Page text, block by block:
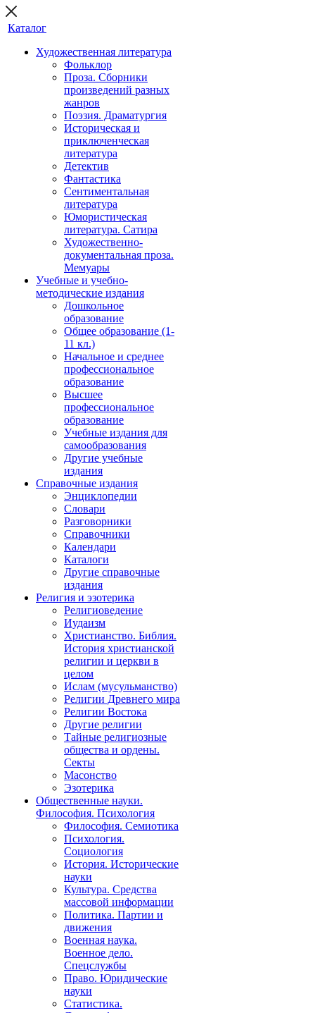
Каталог
Художественная литература
Фольклор
Проза. Сборники
произведений разных
жанров
Поэзия. Драматургия
Историческая и
приключенческая
литература
Детектив
Фантастика
Сентиментальная
литература
Юмористическая
литература. Сатира
Художественно-
документальная проза.
Мемуары
Учебные и учебно-
методические издания
Дошкольное
образование
Общее образование (1-
11 кл.)
Начальное и среднее
профессиональное
образование
Высшее
профессиональное
образование
Учебные издания для
самообразования
Другие учебные
издания
Справочные издания
Энциклопедии
Словари
Разговорники
Справочники
Календари
Каталоги
Другие справочные
издания
Религия и эзотерика
Религиоведение
Иудаизм
Христианство. Библия.
История христианской
религии и церкви в
целом
Ислам (мусульманство)
Религии Древнего мира
Религии Востока
Другие религии
Тайные религиозные
общества и ордены.
Секты
Масонство
Эзотерика
Общественные науки.
Философия. Психология
Философия. Семиотика
Психология.
Социология
История. Исторические
науки
Культура. Средства
массовой информации
Политика. Партии и
движения
Военная наука.
Военное дело.
Спецслужбы
Право. Юридические
науки
Статистика.